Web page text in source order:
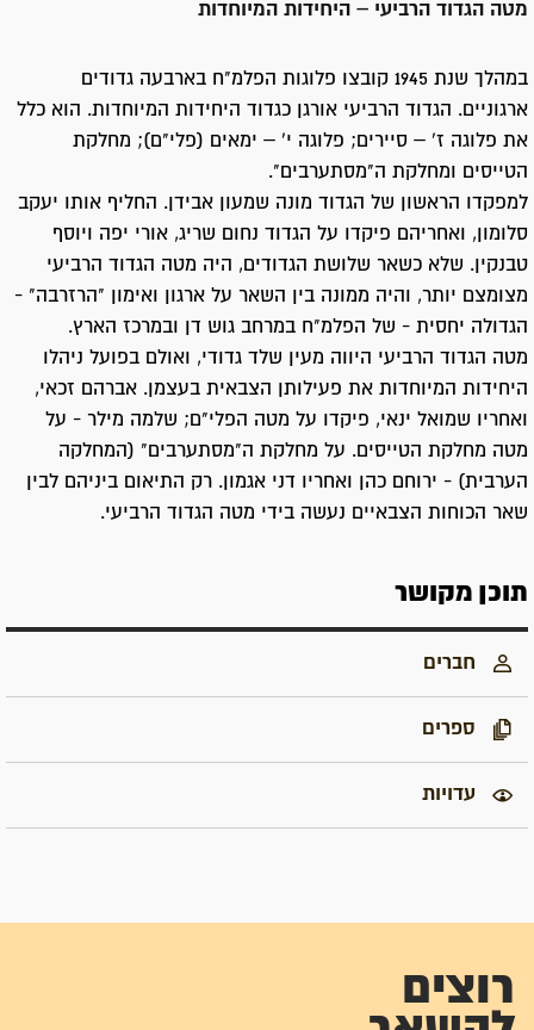
מטה הגדוד הרביעי – היחידות המיוחדות
במהלך שנת 1945 קובצו פלוגות הפלמ"ח בארבעה גדודים
ארגוניים. הגדוד הרביעי אורגן כגדוד היחידות המיוחדות. הוא כלל
את פלוגה ז' – סיירים; פלוגה י' – ימאים (פלי"ם); מחלקת
הטייסים ומחלקת ה"מסתערבים".
למפקדו הראשון של הגדוד מונה שמעון אבידן. החליף אותו יעקב
סלומון, ואחריהם פיקדו על הגדוד נחום שריג, אורי יפה ויוסף
טבנקין. שלא כשאר שלושת הגדודים, היה מטה הגדוד הרביעי
מצומצם יותר, והיה ממונה בין השאר על ארגון ואימון "הרזרבה" -
הגדולה יחסית - של הפלמ"ח במרחב גוש דן ובמרכז הארץ.
מטה הגדוד הרביעי היווה מעין שלד גדודי, ואולם בפועל ניהלו
היחידות המיוחדות את פעילותן הצבאית בעצמן. אברהם זכאי,
ואחריו שמואל ינאי, פיקדו על מטה הפלי"ם; שלמה מילר - על
מטה מחלקת הטייסים. על מחלקת ה"מסתערבים" (המחלקה
הערבית) - ירוחם כהן ואחריו דני אגמון. רק התיאום ביניהם לבין
שאר הכוחות הצבאיים נעשה בידי מטה הגדוד הרביעי.
תוכן מקושר
חברים
ספרים
עדויות
רוצים